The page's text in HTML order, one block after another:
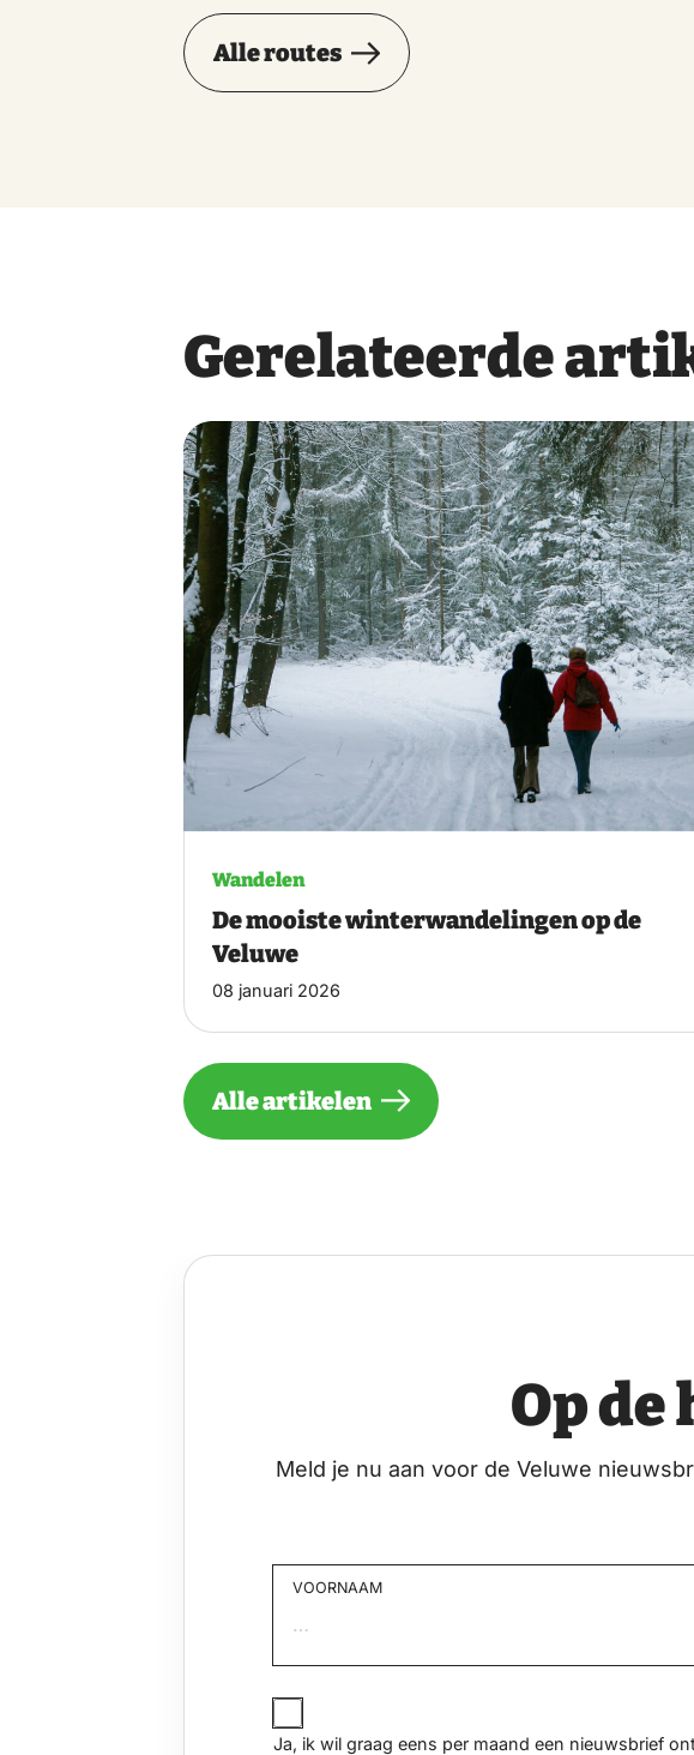
Alle routes
Gerelateerde
Wandelen
De mooiste winterwandelingen op de
Veluwe
08 januari 2026
Alle artikelen
Op de
Meld je nu aan voor de Veluwe
VOORNAAM
JA,
IK
Ja, ik wil graag eens per maand een nieuwsbrief